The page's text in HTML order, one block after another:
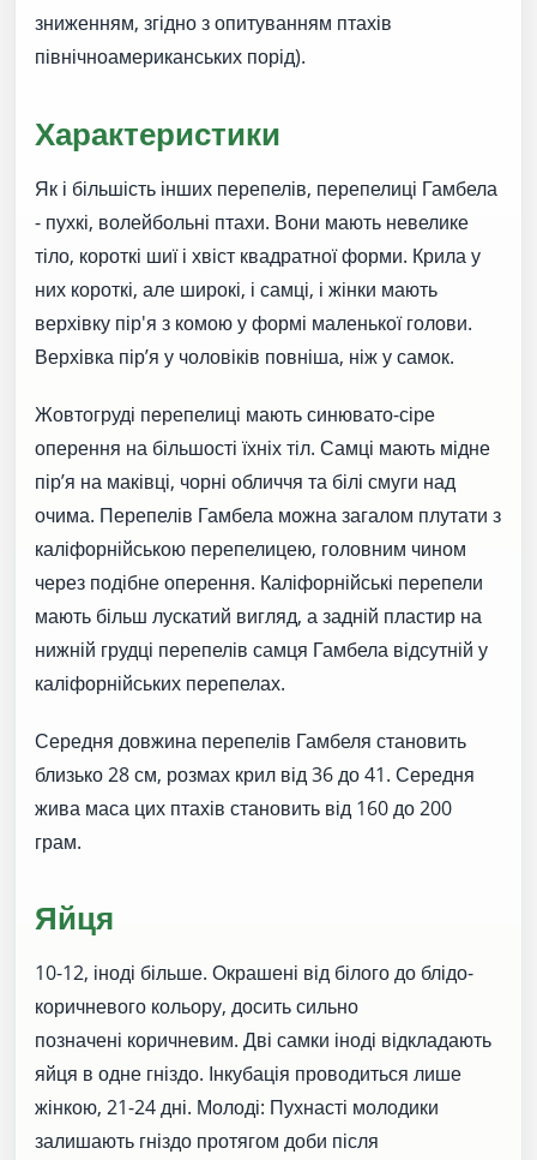
зниженням, згідно з опитуванням птахів
північноамериканських порід).
Характеристики
Як і більшість інших перепелів, перепелиці Гамбела
- пухкі, волейбольні птахи. Вони мають невелике
тіло, короткі шиї і хвіст квадратної форми. Крила у
них короткі, але широкі, і самці, і жінки мають
верхівку пір'я з комою у формі маленької голови.
Верхівка пір’я у чоловіків повніша, ніж у самок.
Жовтогруді перепелиці мають синювато-сіре
оперення на більшості їхніх тіл. Самці мають мідне
пір’я на маківці, чорні обличчя та білі смуги над
очима. Перепелів Гамбела можна загалом плутати з
каліфорнійською перепелицею, головним чином
через подібне оперення. Каліфорнійські перепели
мають більш лускатий вигляд, а задній пластир на
нижній грудці перепелів самця Гамбела відсутній у
каліфорнійських перепелах.
Середня довжина перепелів Гамбеля становить
близько 28 см, розмах крил від 36 до 41. Середня
жива маса цих птахів становить від 160 до 200
грам.
Яйця
10-12, іноді більше. Окрашені від білого до блідо-
коричневого кольору, досить сильно
позначені коричневим. Дві самки іноді відкладають
яйця в одне гніздо. Інкубація проводиться лише
жінкою, 21-24 дні. Молоді: Пухнасті молодики
залишають гніздо протягом доби після